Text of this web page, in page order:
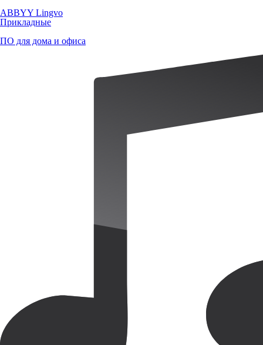
ABBYY Lingvo
Прикладные
ПО для дома и офиса